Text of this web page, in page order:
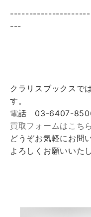
---
クラリスブックスで
す。
電話 03-6407-
買取フォームはこち
どうぞお気軽にお問
よろしくお願いいた